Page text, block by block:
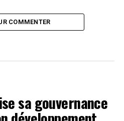
COMMENTER
sa gouvernance